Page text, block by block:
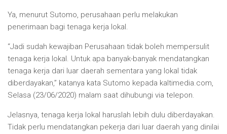
Ya, menurut Sutomo, perusahaan perlu melakukan
penerimaan bagi tenaga kerja lokal.
“Jadi sudah kewajiban Perusahaan tidak boleh mempersulit
tenaga kerja lokal. Untuk apa banyak-banyak mendatangkan
tenaga kerja dari luar daerah sementara yang lokal tidak
diberdayakan,” katanya kata Sutomo kepada kaltimedia.com,
Selasa (23/06/2020) malam saat dihubungi via telepon.
Jelasnya, tenaga kerja lokal haruslah lebih dulu diberdayakan.
Tidak perlu mendatangkan pekerja dari luar daerah yang dinilai